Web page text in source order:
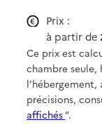
Prix :
à partir de
Ce prix est
chambre seule,
l’hébergement,
précisions,
affichés”.